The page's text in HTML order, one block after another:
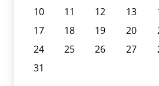
10
11 12 13
17
18 19 20
24
25 26 27
31